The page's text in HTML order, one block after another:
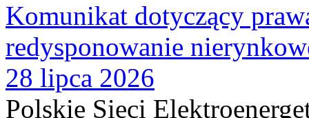
Komunikat dotyczący
redysponowanie
28 lipca 2026
Polskie Sieci